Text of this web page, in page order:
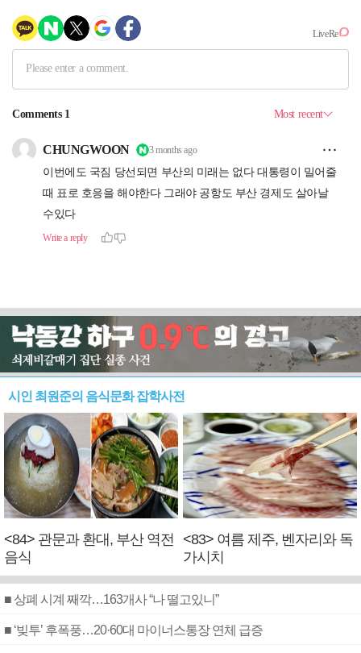
시인 최원준의 음식문화 잡학사전
<84> 관문과 환대, 부산 역전
음식
<83> 여름 제주, 벤자리와 독
가시치
■ 상폐 시계 째깍…163개사 “나 떨고있니”
■ ‘빚투’ 후폭풍…20·60대 마이너스통장 연체 급증